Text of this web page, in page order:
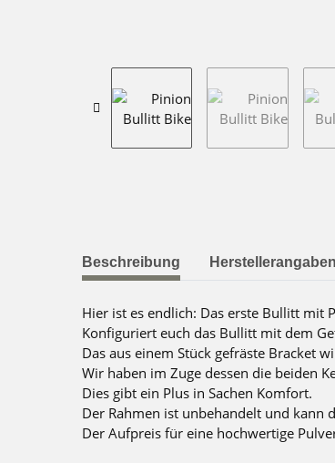
weitere Registerkarten anzeigen
Beschreibung Herstellerangaben
Hier ist es endlich: Das erste Bullitt mit
Konfiguriert euch das Bullitt mit dem
Das aus einem Stück gefräste Bracket
Wir haben im Zuge dessen die beiden
Dies gibt ein Plus in Sachen Komfort.
Der Rahmen ist unbehandelt und kann
Der Aufpreis für eine hochwertige